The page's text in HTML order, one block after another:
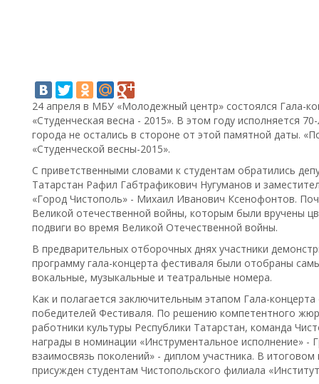
24 апреля в МБУ «Молодежный центр» состоялся Гала-
«Студенческая весна - 2015». В этом году исполняется
города не остались в стороне от этой памятной даты.
«Студенческой весны-2015».
С приветственными словами к студентам обратились
Татарстан Рафил Габтрафикович Нугуманов и
«Город Чистополь» - Михаил Иванович Ксенофонтов.
Великой отечественной войны, которым были вручены
подвиги во время Великой Отечественной войны.
В предварительных отборочных днях участники
программу гала-концерта фестиваля были отобраны
вокальные, музыкальные и театральные номера.
Как и полагается заключительным этапом Гала-
победителей Фестиваля. По решению компетентного
работники культуры Республики Татарстан, команда
награды в номинации «Инструментальное исполнение» -
взаимосвязь поколений» - диплом участника. В
присужден студентам Чистопольского филиала